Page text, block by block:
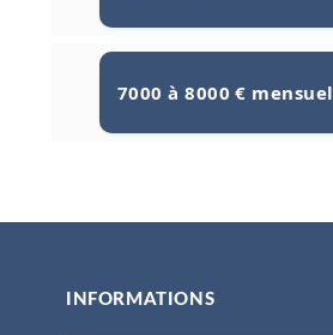
7000 à 8000 € mensuel
INFORMATIONS